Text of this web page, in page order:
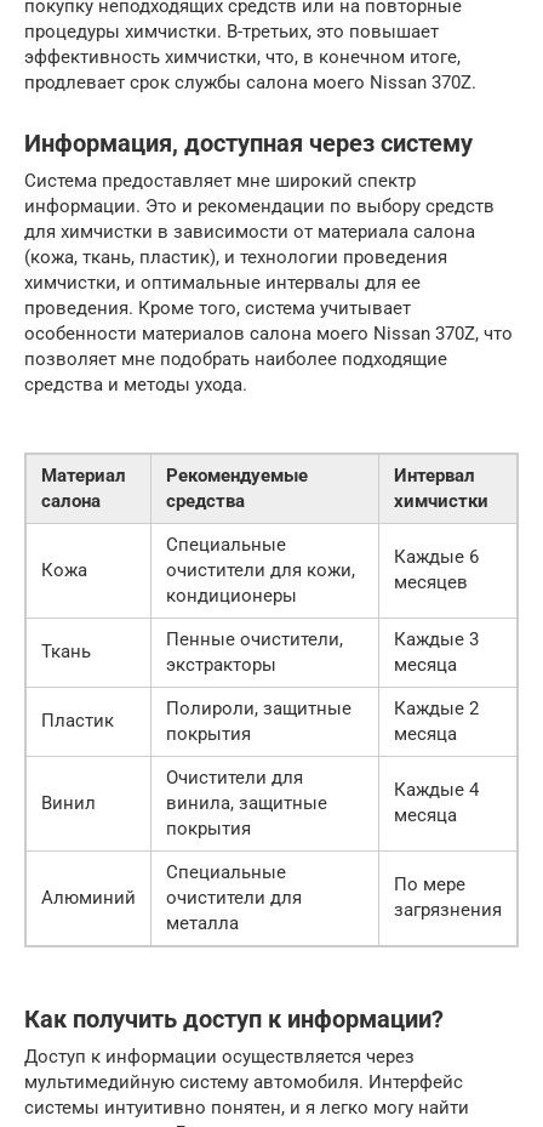
покупку неподходящих средств или на повторные
процедуры химчистки. В-третьих, это повышает
эффективность химчистки, что, в конечном итоге,
продлевает срок службы салона моего Nissan 370Z.
Информация, доступная через систему
Система предоставляет мне широкий спектр
информации. Это и рекомендации по выбору средств
для химчистки в зависимости от материала салона
(кожа, ткань, пластик), и технологии проведения
химчистки, и оптимальные интервалы для ее
проведения. Кроме того, система учитывает
особенности материалов салона моего Nissan 370Z, что
позволяет мне подобрать наиболее подходящие
средства и методы ухода.
Материал
салона
Рекомендуемые
средства
Интервал
химчистки
Кожа
Специальные
очистители для кожи,
кондиционеры
Каждые 6
месяцев
Ткань
Пенные очистители,
экстракторы
Каждые 3
месяца
Пластик
Полироли, защитные
покрытия
Каждые 2
месяца
Винил
Очистители для
винила, защитные
покрытия
Каждые 4
месяца
Алюминий
Специальные
очистители для
металла
По мере
загрязнения
Как получить доступ к информации?
Доступ к информации осуществляется через
мультимедийную систему автомобиля. Интерфейс
системы интуитивно понятен, и я легко могу найти